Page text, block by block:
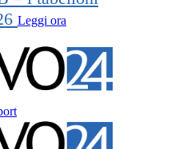
Leggi ora